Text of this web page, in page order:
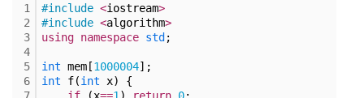
1
2
3
4
5
6
#include <iostream>
#include <algorithm>
using namespace std ;
int mem[1000004];
int f(int x) {